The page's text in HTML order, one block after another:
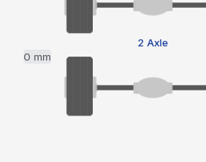
2 Axle
0 mm